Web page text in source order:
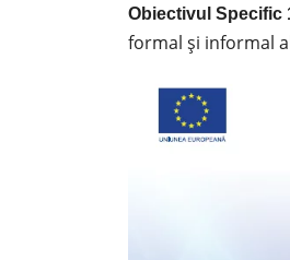
Obiectivul Specific
formal și informal